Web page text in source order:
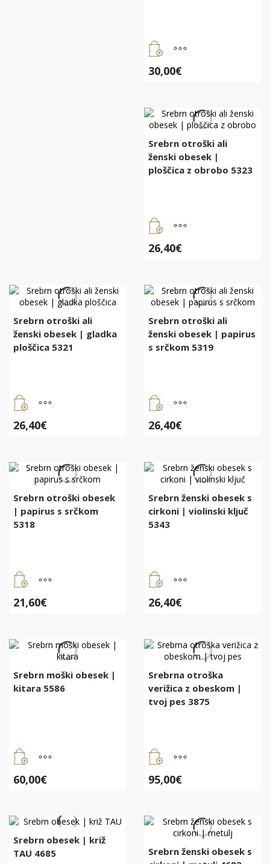
30,00€
Srebrn otroški ali
ženski obesek |
ploščica z obrobo 5323
26,40€
Srebrn otroški ali
ženski obesek | gladka
ploščica 5321
26,40€
Srebrn otroški ali
ženski obesek | papirus
s srčkom 5319
26,40€
Srebrn otroški obesek
| papirus s srčkom
5318
21,60€
Srebrn ženski obesek s
cirkoni | violinski ključ
5343
26,40€
Srebrn moški obesek |
kitara 5586
60,00€
Srebrna otroška
verižica z obeskom |
tvoj pes 3875
95,00€
Srebrn obesek | križ
TAU 4685
Srebrn ženski obesek s